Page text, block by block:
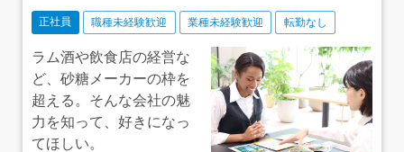
正社員 職種未経験歓迎 業種未経験歓迎 転勤なし
ラム酒や飲食店の経営な
ど、砂糖メーカーの枠を
超える。そんな会社の魅
力を知って、好きになっ
てほしい。